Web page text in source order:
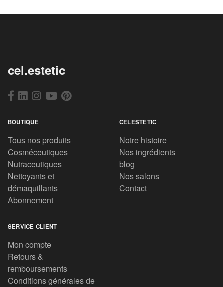
cel.estetic
BOUTIQUE
Tous nos produits
Cosméceutiques
Nutraceutiques
Nettoyants et
démaquillants
Abonnement
CELESTETIC
Notre histoire
Nos ingrédients
blog
Nos salons
Contact
SERVICE CLIENT
Mon compte
Retours &
remboursements
Conditions générales de